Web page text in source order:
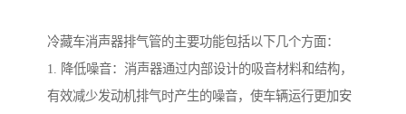
冷藏车消声器排气管的主要功能包括以下几个方面：
1. 降低噪音：消声器通过内部设计的吸音材料和结构，
有效减少发动机排气时产生的噪音，使车辆运行更加安